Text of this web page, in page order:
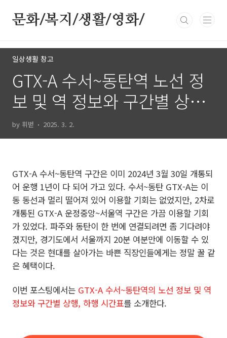
문화/복지/생활/영화/
일상생활 창고
GTX-A 수서~동탄역 노선 정
보 및 역 정보와 구간별 상행
하행 시간표
by 휘벋 2025. 3. 2.
GTX-A 수서~동탄역 구간은 이미 2024년 3월 30일 개통되
어 운행 1년이 다 되어 가고 있다. 수서~동탄 GTX-A는 이
동 동선과 멀리 떨어져 있어 이용할 기회는 없었지만, 2차로
개통된 GTX-A 운정중앙~서울역 구간은 가끔 이용할 기회
가 있었다. 파주와 동탄이 한 번에 연결되려면 좀 기다려야
겠지만, 경기도에서 서울까지 20분 여분만에 이동할 수 있
다는 것은 현대를 살아가는 바쁜 직장인들에게는 정말 꿀 같
은 혜택이다.
이번 포스팅에서는 GTX-A 수서~동탄역의 노선 정보 및 역
정보와 구간별 상행, 하행 시간표를 소개한다.